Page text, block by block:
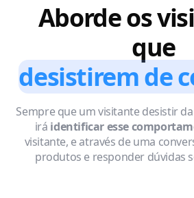
Aborde os
que
desistirem de
Sempre que um visitante desistir
irá identificar esse
visitante, e através de uma
produtos e responder dúvidas